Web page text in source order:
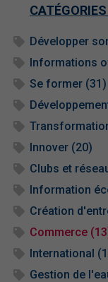
Développer
Informations
Se former (31)
Innover (20)
Clubs et
Information
Création
Commerce
International
Gestion de